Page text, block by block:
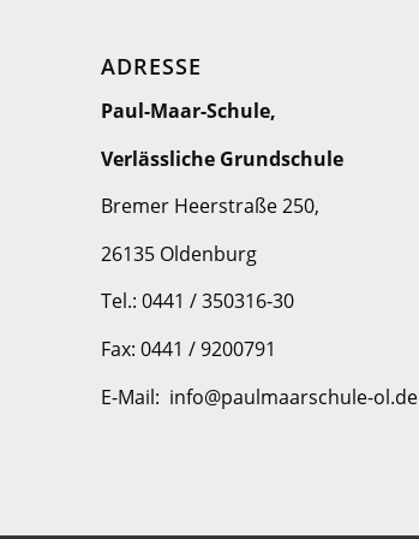
ADRESSE
Paul-Maar-Schule,
Verlässliche Grundschule
Bremer Heerstraße 250,
26135 Oldenburg
Tel.: 0441 / 350316-30
Fax: 0441 / 9200791
E-Mail: info@paulmaarschule-ol.de